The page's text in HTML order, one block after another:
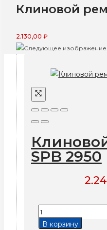
Клиновой
2.130,00 ₽
SPB 2950
Количество
товара
В корзину